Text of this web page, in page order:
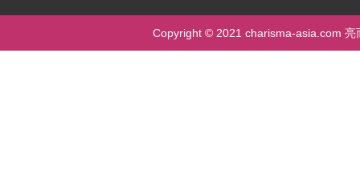
Copyright © 2021 charisma-asia.com 亮